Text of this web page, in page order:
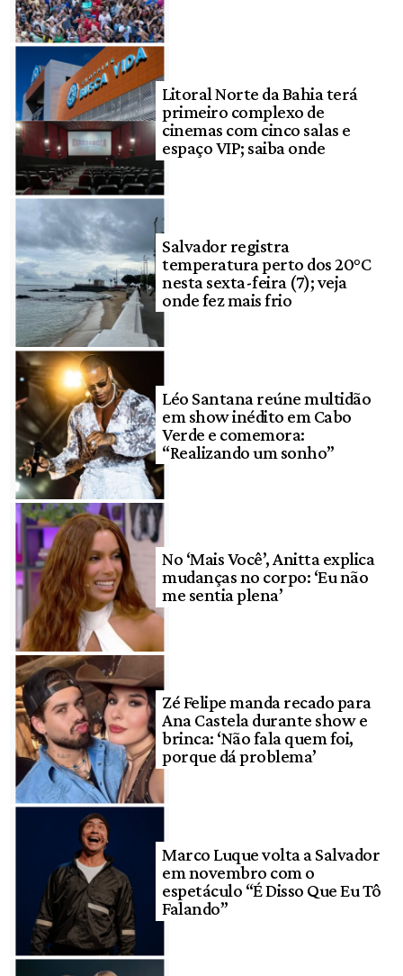
Litoral Norte da Bahia terá
primeiro complexo de
cinemas com cinco salas e
espaço VIP; saiba onde
Salvador registra
temperatura perto dos 20°C
nesta sexta-feira (7); veja
onde fez mais frio
Léo Santana reúne multidão
em show inédito em Cabo
Verde e comemora:
“Realizando um sonho”
No ‘Mais Você’, Anitta explica
mudanças no corpo: ‘Eu não
me sentia plena’
Zé Felipe manda recado para
Ana Castela durante show e
brinca: ‘Não fala quem foi,
porque dá problema’
Marco Luque volta a Salvador
em novembro com o
espetáculo “É Disso Que Eu Tô
Falando”